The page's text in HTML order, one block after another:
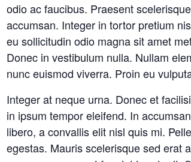
odio ac faucibus. Praesent
accumsan. Integer in tortor pretium
eu sollicitudin odio magna sit amet
Donec in vestibulum nulla. Nullam
nunc euismod viverra. Proin eu
Integer at neque urna. Donec et
in ipsum tempor eleifend. In
libero, a convallis elit nisl quis mi.
egestas. Mauris scelerisque sed erat